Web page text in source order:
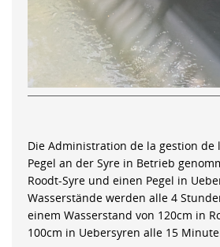
Die Administration de la gestion de
Pegel an der Syre in Betrieb
Roodt-Syre und einen Pegel in
Wasserstände werden alle 4
einem Wasserstand von 120cm in
100cm in Uebersyren alle 15